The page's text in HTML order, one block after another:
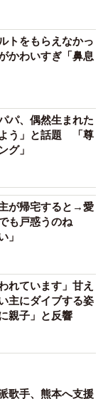
トをもらえなかっ
かわいすぎ「鼻息
パ、偶然生まれた
う」と話題 「尊
グ」
が帰宅すると→愛
も戸惑うのね
」
れています」甘え
主にダイブする姿
親子」と反響
歌手、熊本へ支援